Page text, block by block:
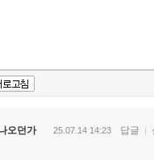
오던가 25.07.14 14:23 답글